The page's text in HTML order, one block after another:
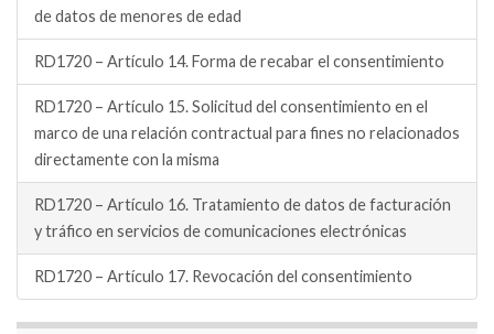
de datos de menores de edad
RD1720 – Artículo 14. Forma de recabar el consentimiento
RD1720 – Artículo 15. Solicitud del consentimiento en el
marco de una relación contractual para fines no relacionados
directamente con la misma
RD1720 – Artículo 16. Tratamiento de datos de facturación
y tráfico en servicios de comunicaciones electrónicas
RD1720 – Artículo 17. Revocación del consentimiento